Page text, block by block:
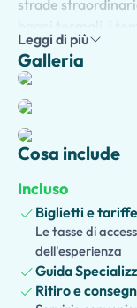
strade
offrono uno
nell'antica Roma.
sepolto sotto
molti dettagli
decorativi che
bellissimi
un tempo
guida
vivevano qui, gli
scoperte
intuizioni sulla
Leggi di più
Galleria
Cosa include
Incluso
Biglietti e
Le tasse di
dell'esperienza
Guida
Ritiro e